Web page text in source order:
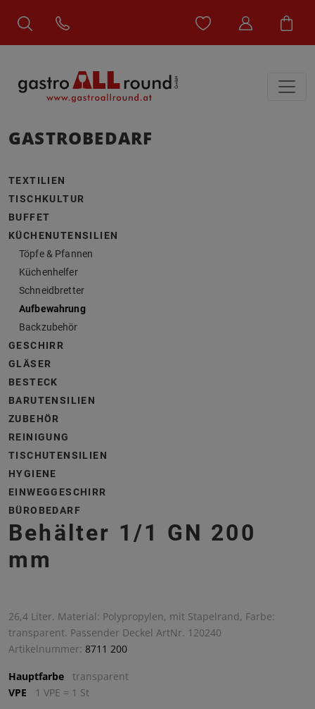
GASTROBEDARF
TEXTILIEN
TISCHKULTUR
BUFFET
KÜCHENUTENSILIEN
Töpfe & Pfannen
Küchenhelfer
Schneidbretter
Aufbewahrung
Backzubehör
GESCHIRR
GLÄSER
BESTECK
BARUTENSILIEN
ZUBEHÖR
REINIGUNG
TISCHUTENSILIEN
HYGIENE
EINWEGGESCHIRR
BÜROBEDARF
Behälter 1/1 GN 200
mm
26,4 Liter. Material: Polypropylen, mit Stapelrand, Farbe:
transparent. Passender Deckel ArtNr. 120240
Artikelnummer: 8711 200
Hauptfarbe
transparent
VPE
1 VPE = 1 St